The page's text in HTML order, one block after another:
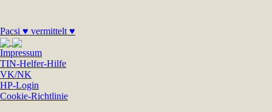
Pacsi ♥ vermittelt ♥
Impressum
TIN-Helfer-Hilfe
VK/NK
HP-Login
Cookie-Richtlinie